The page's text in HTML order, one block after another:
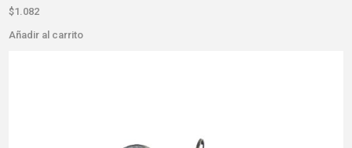
$1.082
Añadir al carrito